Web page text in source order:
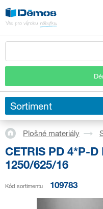
Sortiment
Plošné materiály
CETRIS PD 4*P-D
1250/625/16
Kód sortimentu 109783